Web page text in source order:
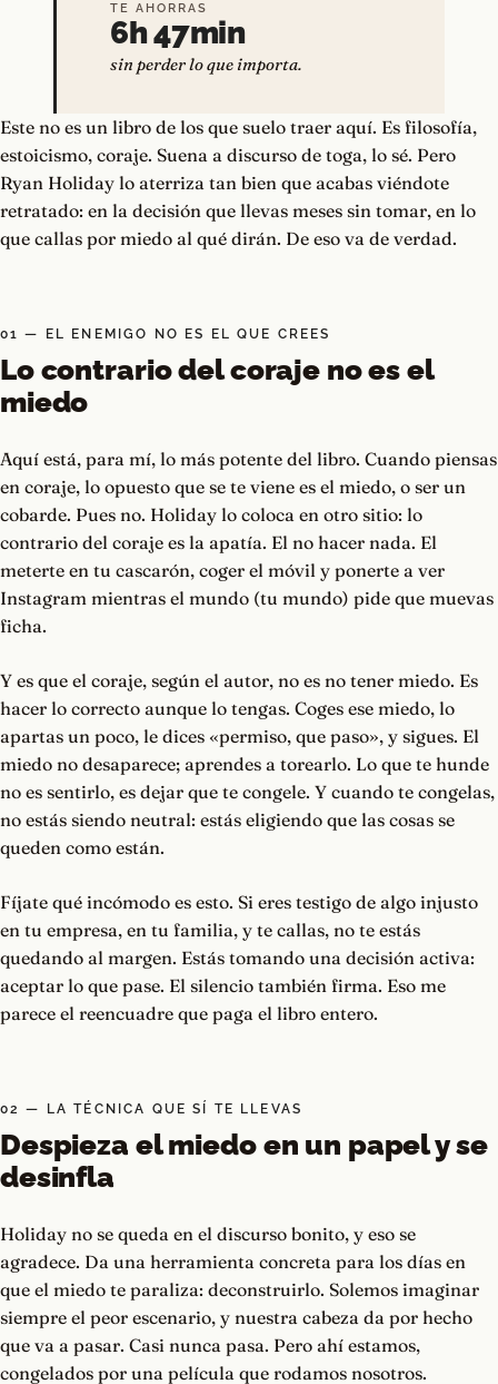
TE AHORRAS
6h 47min
sin perder lo que importa.
Este no es un libro de los que suelo traer aquí. Es filosofía,
estoicismo, coraje. Suena a discurso de toga, lo sé. Pero
Ryan Holiday lo aterriza tan bien que acabas viéndote
retratado: en la decisión que llevas meses sin tomar, en lo
que callas por miedo al qué dirán. De eso va de verdad.
01 — EL ENEMIGO NO ES EL QUE CREES
Lo contrario del coraje no es el
miedo
Aquí está, para mí, lo más potente del libro. Cuando piensas
en coraje, lo opuesto que se te viene es el miedo, o ser un
cobarde. Pues no. Holiday lo coloca en otro sitio: lo
contrario del coraje es la apatía. El no hacer nada. El
meterte en tu cascarón, coger el móvil y ponerte a ver
Instagram mientras el mundo (tu mundo) pide que muevas
ficha.
Y es que el coraje, según el autor, no es no tener miedo. Es
hacer lo correcto aunque lo tengas. Coges ese miedo, lo
apartas un poco, le dices «permiso, que paso», y sigues. El
miedo no desaparece; aprendes a torearlo. Lo que te hunde
no es sentirlo, es dejar que te congele. Y cuando te congelas,
no estás siendo neutral: estás eligiendo que las cosas se
queden como están.
Fíjate qué incómodo es esto. Si eres testigo de algo injusto
en tu empresa, en tu familia, y te callas, no te estás
quedando al margen. Estás tomando una decisión activa:
aceptar lo que pase. El silencio también firma. Eso me
parece el reencuadre que paga el libro entero.
02 — LA TÉCNICA QUE SÍ TE LLEVAS
Despieza el miedo en un papel y se
desinfla
Holiday no se queda en el discurso bonito, y eso se
agradece. Da una herramienta concreta para los días en
que el miedo te paraliza: deconstruirlo. Solemos imaginar
siempre el peor escenario, y nuestra cabeza da por hecho
que va a pasar. Casi nunca pasa. Pero ahí estamos,
congelados por una película que rodamos nosotros.